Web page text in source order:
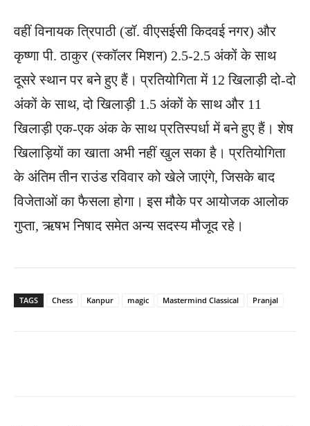
वहीं विनायक त्रिपाठी (डॉ. वीएसईसी किदवई नगर) और
कृष्णा पी. ठाकुर (स्कॉलर मिशन) 2.5-2.5 अंकों के साथ
दूसरे स्थान पर बने हुए हैं। प्रतियोगिता में 12 खिलाड़ी दो-दो
अंकों के साथ, दो खिलाड़ी 1.5 अंकों के साथ और 11
खिलाड़ी एक-एक अंक के साथ प्रतिस्पर्धा में बने हुए हैं। शेष
खिलाड़ियों का खाता अभी नहीं खुल सका है। प्रतियोगिता
के अंतिम तीन राउंड रविवार को खेले जाएंगे, जिसके बाद
विजेताओं का फैसला होगा। इस मौके पर आयोजक आलोक
गुप्ता, ऋषभ निषाद समेत अन्य सदस्य मौजूद रहे।
TAGS Chess Kanpur magic Mastermind Classical Pranjal